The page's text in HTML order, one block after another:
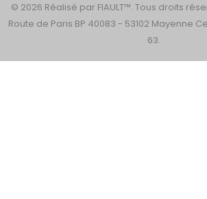
© 2026 Réalisé par FIAULT™. Tous droits
Route de Paris BP 40083 - 53102 Mayenne
63.